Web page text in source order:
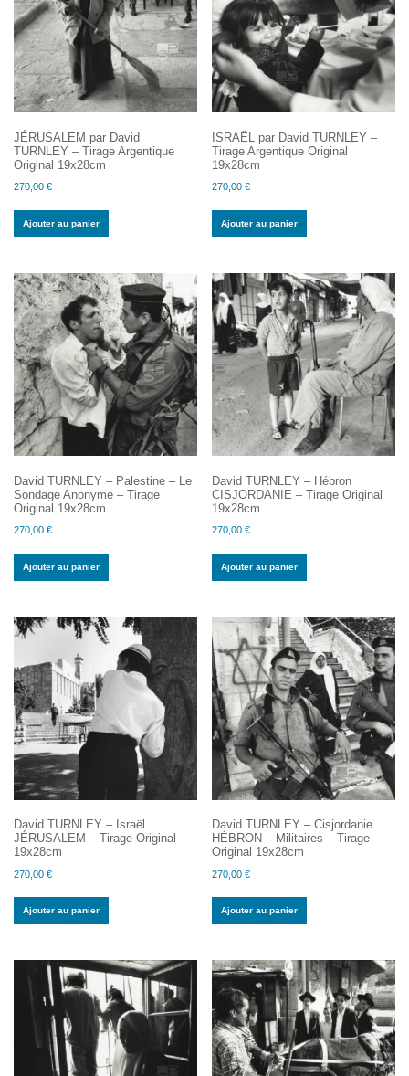
JÉRUSALEM par David
TURNLEY – Tirage Argentique
Original 19x28cm
270,00 €
Ajouter au panier
ISRAËL par David TURNLEY –
Tirage Argentique Original
19x28cm
270,00€
Ajouter au panier
David TURNLEY – Palestine – Le
Sondage Anonyme – Tirage
Original 19x28cm
270,00 €
Ajouter au panier
David TURNLEY – Hébron
CISJORDANIE – Tirage Original
19x28cm
270,00€
Ajouter au panier
David TURNLEY – Israël
JÉRUSALEM – Tirage Original
19x28cm
270,00 €
Ajouter au panier
David TURNLEY – Cisjordanie
HÉBRON – Militaires – Tirage
Original 19x28cm
270,00€
Ajouter au panier